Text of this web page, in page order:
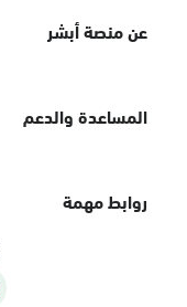
عن منصة أبشر
المساعدة والدعم
روابط مهمة